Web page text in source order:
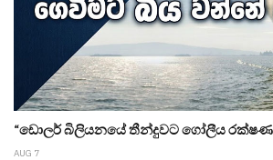
“ඩොලර් බිලියනයේ තීන්දුවට ගෝලීය
AUG 7